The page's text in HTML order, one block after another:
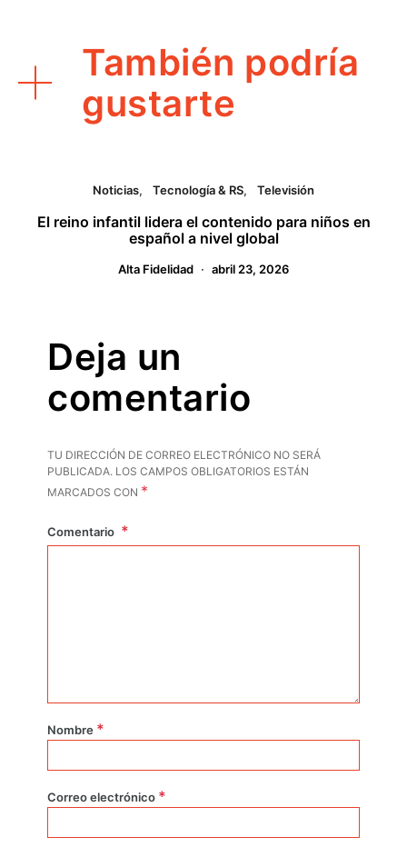
También podría
gustarte
Noticias Tecnología & RS Televisión
El reino infantil lidera el contenido para niños en
español a nivel global
Alta Fidelidad abril 23, 2026
Deja un
comentario
TU DIRECCIÓN DE CORREO ELECTRÓNICO NO SERÁ
PUBLICADA. LOS CAMPOS OBLIGATORIOS ESTÁN
MARCADOS CON *
Comentario
Nombre *
Correo electrónico *